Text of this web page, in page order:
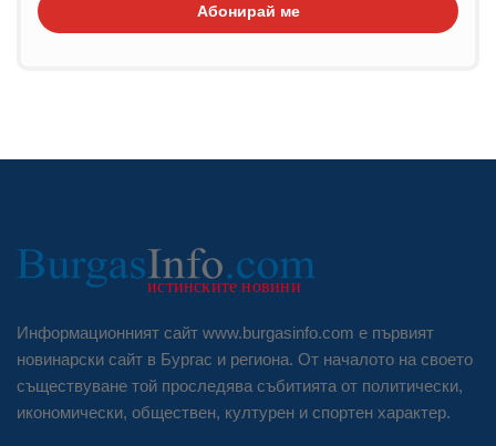
Абонирай ме
Информационният сайт www.burgasinfo.com е първият
новинарски сайт в Бургас и региона. От началото на своето
съществуване той проследява събитията от политически,
икономически, обществен, културен и спортен характер.